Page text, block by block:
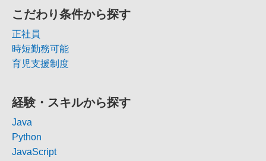
こだわり条件から探す
正社員
時短勤務可能
育児支援制度
経験・スキルから探す
Java
Python
JavaScript